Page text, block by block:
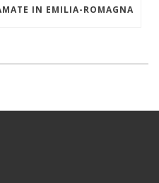
IN EMILIA-ROMAGNA